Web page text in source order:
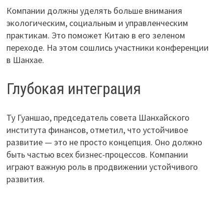
Компании должны уделять больше внимания
экологическим, социальным и управленческим
практикам. Это поможет Китаю в его зеленом
переходе. На этом сошлись участники конференции
в Шанхае.
Глубокая интеграция
Ту Гуаншао, председатель совета Шанхайского
института финансов, отметил, что устойчивое
развитие — это не просто концепция. Оно должно
быть частью всех бизнес-процессов. Компании
играют важную роль в продвижении устойчивого
развития.